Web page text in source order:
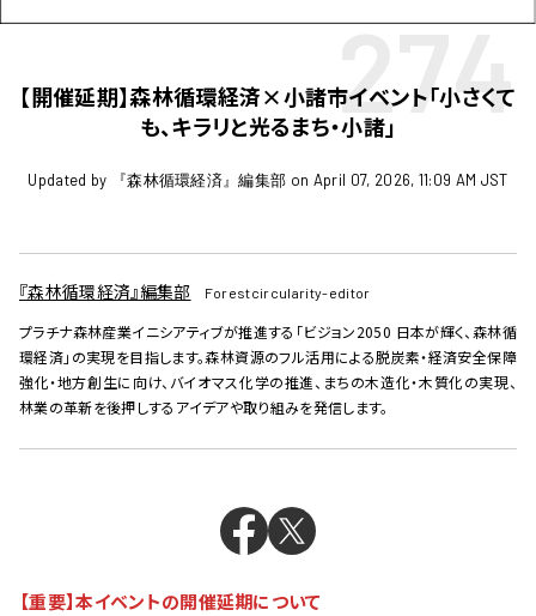
【開催延期】森林循環経済×小諸市イベント「小さくて
も、キラリと光るまち・小諸」274
Updated by 『森林循環経済』編集部 on April 07, 2026, 11:09 AM JST
『森林循環経済』編集部 Forestcircularity-editor
プラチナ森林産業イニシアティブが推進する「ビジョン2050 日本が輝く、森林循
環経済」の実現を目指します。森林資源のフル活用による脱炭素・経済安全保障
強化・地方創生に向け、バイオマス化学の推進、まちの木造化・木質化の実現、
林業の革新を後押しするアイデアや取り組みを発信します。
【重要】本イベントの開催延期について